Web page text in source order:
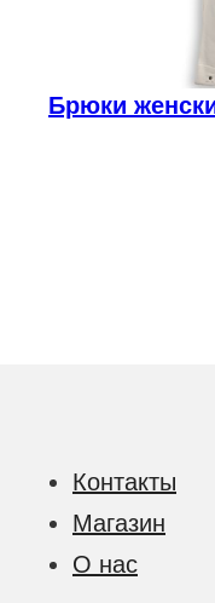
Брюки
Контакты
Магазин
О нас